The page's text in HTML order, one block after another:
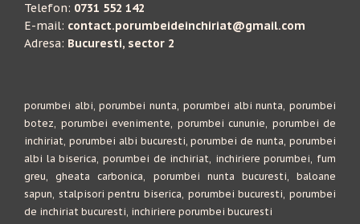
Telefon: 0731 552 142
E-mail: contact.porumbeideinchiriat@gmail.com
Adresa: Bucuresti, sector 2
porumbei albi, porumbei nunta, porumbei albi nunta, porumbei
botez, porumbei evenimente, porumbei cununie, porumbei de
inchiriat, porumbei albi bucuresti, porumbei de nunta, porumbei
albi la biserica, porumbei de inchiriat, inchiriere porumbei, fum
greu, gheata carbonica, porumbei nunta bucuresti, baloane
sapun, stalpisori pentru biserica, porumbei bucuresti, porumbei
de inchiriat bucuresti, inchiriere porumbei bucuresti